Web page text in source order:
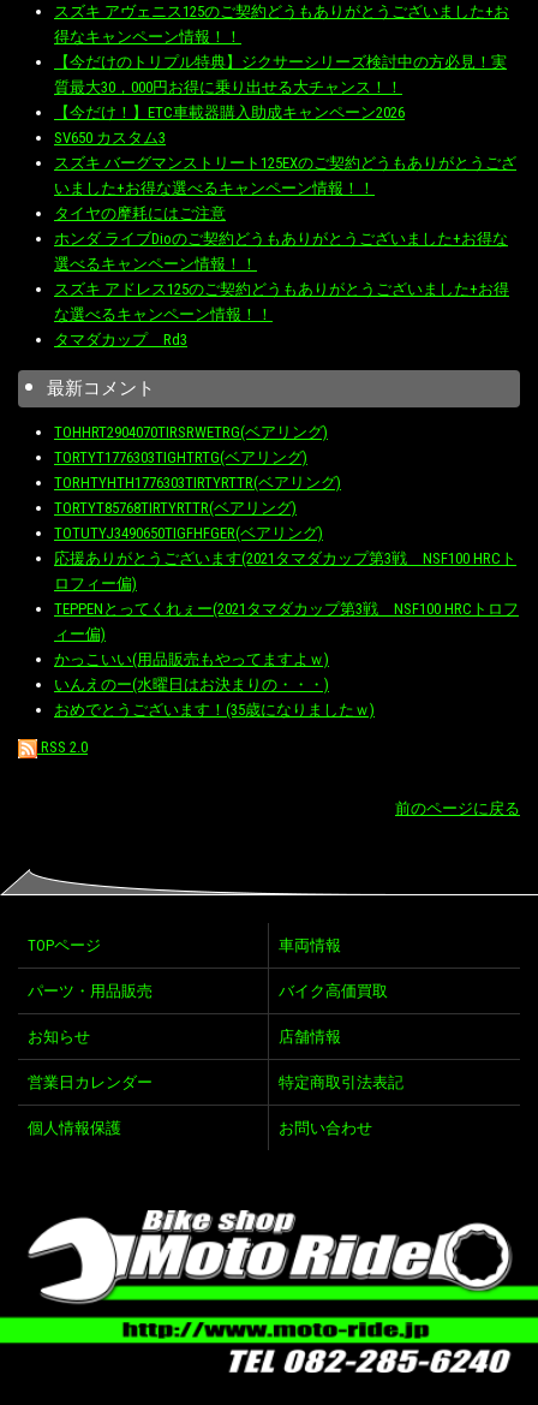
スズキ アヴェニス125のご契約どうもありがとうございました+お
得なキャンペーン情報！！
【今だけのトリプル特典】ジクサーシリーズ検討中の方必見！実
質最大30，000円お得に乗り出せる大チャンス！！
【今だけ！】ETC車載器購入助成キャンペーン2026
SV650 カスタム3
スズキ バーグマンストリート125EXのご契約どうもありがとうござ
いました+お得な選べるキャンペーン情報！！
タイヤの摩耗にはご注意
ホンダ ライブDioのご契約どうもありがとうございました+お得な
選べるキャンペーン情報！！
スズキ アドレス125のご契約どうもありがとうございました+お得
な選べるキャンペーン情報！！
タマダカップ Rd3
最新コメント
TOHHRT2904070TIRSRWETRG(ベアリング)
TORTYT1776303TIGHTRTG(ベアリング)
TORHTYHTH1776303TIRTYRTTR(ベアリング)
TORTYT85768TIRTYRTTR(ベアリング)
TOTUTYJ3490650TIGFHFGER(ベアリング)
応援ありがとうございます(2021タマダカップ第3戦 NSF100 HRCト
ロフィー偏)
TEPPENとってくれぇー(2021タマダカップ第3戦 NSF100 HRCトロフ
ィー偏)
かっこいい(用品販売もやってますよｗ)
いんえのー(水曜日はお決まりの・・・)
おめでとうございます！(35歳になりましたｗ)
RSS 2.0
前のページに戻る
TOPページ 車両情報
パーツ・用品販売 バイク高価買取
お知らせ 店舗情報
営業日カレンダー 特定商取引法表記
個人情報保護 お問い合わせ